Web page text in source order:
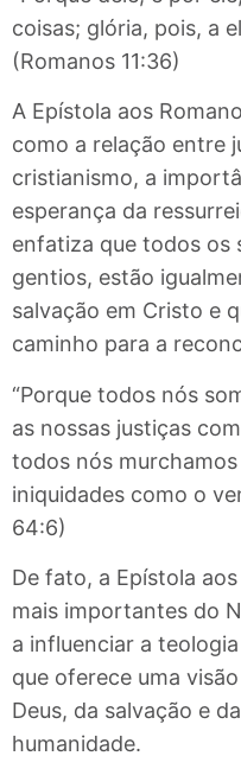
coisas; glória, pois, a
(Romanos 11:36)
A Epístola aos
como a relação entre
cristianismo, a
esperança da
enfatiza que todos os
gentios, estão
salvação em Cristo e
caminho para a
“Porque todos nós
as nossas justiças
todos nós
iniquidades como o
64:6)
De fato, a Epístola
mais importantes do
a influenciar a
que oferece uma
Deus, da salvação e
humanidade.